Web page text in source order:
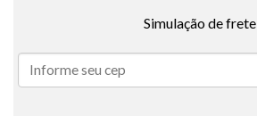
Simulação de frete